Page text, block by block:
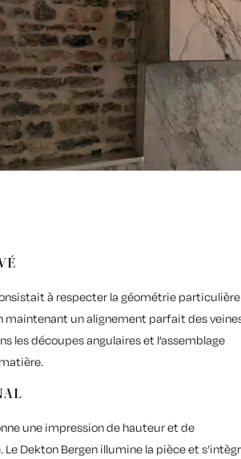
à respecter la géométrie particulière
maintenant un alignement parfait des
les découpes angulaires et l’assemblage
une impression de hauteur et de
Le Dekton Bergen illumine la pièce et